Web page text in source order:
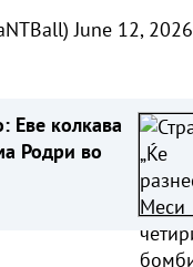
June 12, 2026
Еве колкава
Родри во